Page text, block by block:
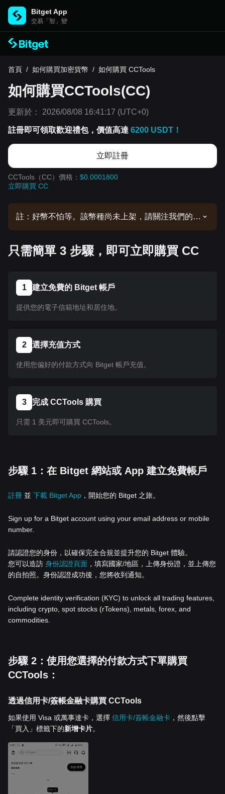
Bitget App
交易「智」變
首頁 / 如何購買加密貨幣 / 如何購買 CCTools
如何購買CCTools(CC)
更新於： 2026/08/08 16:41:17 (UTC+0)
註冊即可領取歡迎禮包，價值高達 6200 USDT！
立即註冊
CCTools（CC）價格： $0.0001800
立即購買 CC
註：好幣不怕等。該幣種尚未上架，請關注我們的公
用相同的操作流程。
只需簡單 3 步驟，即可立即購買 CC
1 建立免費的 Bitget 帳戶
提供您的電子信箱地址和居住地。
2 選擇充值方式
使用您偏好的付款方式向 Bitget 帳戶充值。
3 完成 CCTools 購買
只需 1 美元即可購買 CCTools。
步驟 1：在 Bitget 網站或 App 建立免費帳戶
註冊 並 下載 Bitget App ，開始您的 Bitget 之旅。
Sign up for a Bitget account using your email address or mobile
number.
請認證您的身份，以確保完全合規並提升您的 Bitget 體驗。
您可以造訪 身份認證頁面 ，填寫國家/地區，上傳身份證，並上傳您
的自拍照。身份認證成功後，您將收到通知。
Complete identity verification (KYC) to unlock all trading features,
including crypto, spot stocks (rTokens), metals, forex, and
commodities.
步驟 2：使用您選擇的付款方式下單購買
CCTools：
透過信用卡/簽帳金融卡購買 CCTools
如果使用 Visa 或萬事達卡，選擇 信用卡/簽帳金融卡 ，然後點擊
「買入」標籤下的新增卡片。